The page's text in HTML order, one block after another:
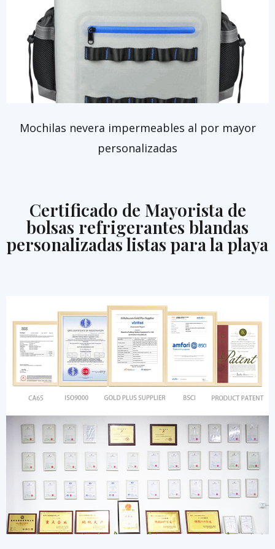
Mochilas nevera impermeables al por mayor
personalizadas
Certificado de Mayorista de
bolsas refrigerantes blandas
personalizadas listas para la playa